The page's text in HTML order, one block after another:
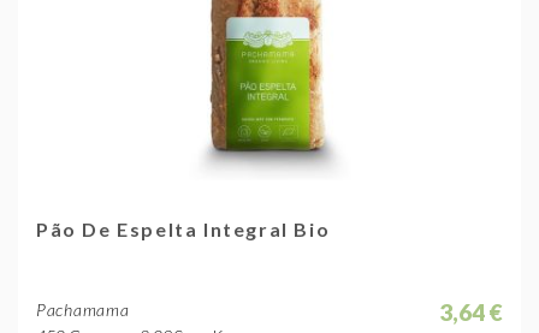
Pão De Espelta Integral Bio
Pachamama
3,64 €